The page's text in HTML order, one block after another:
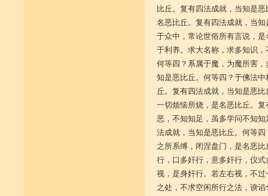
比丘。复有四法成就，当知是
名恶比丘。复有四法成就，当
于众中，常论世俗所有言说，
于利养。求大名称，求多知识
何等四？系属于魔，为魔所害
知是恶比丘。何等四？于佛法
丘。复有四法成就，当知是恶
一切烦恼所烧，是名恶比丘。
恶，不知知足，虽多学问不知
法成就，当知是恶比丘。何等
之所系缚，闭涅盘门，是名恶
行，口多奸行，意多奸行，仪
视，是身奸行。若左右视，不
之处，不求空闲所行之法，谀